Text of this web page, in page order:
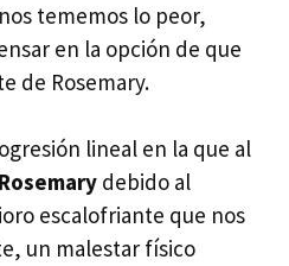
tememos lo peor,
en la opción de que
de Rosemary.
lineal en la que al
debido al
escalofriante que nos
un malestar físico